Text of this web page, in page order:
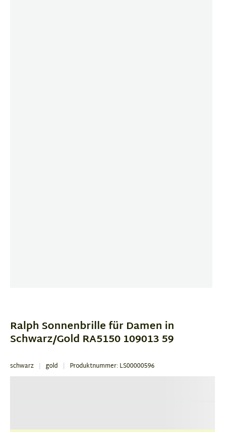
4
Ralph Sonnenbrille für Damen in
Schwarz/Gold RA5150 109013 59
schwarz gold Produktnummer: LS00000596